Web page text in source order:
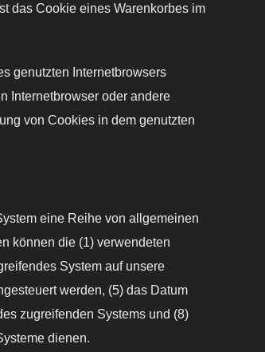
das Cookie eines Warenkorbes im
genutzten Internetbrowsers
Internetbrowser oder andere
von Cookies in dem genutzten
eine Reihe von allgemeinen
können die (1) verwendeten
System auf unsere
werden, (5) das Datum
zugreifenden Systems und (8)
dienen.